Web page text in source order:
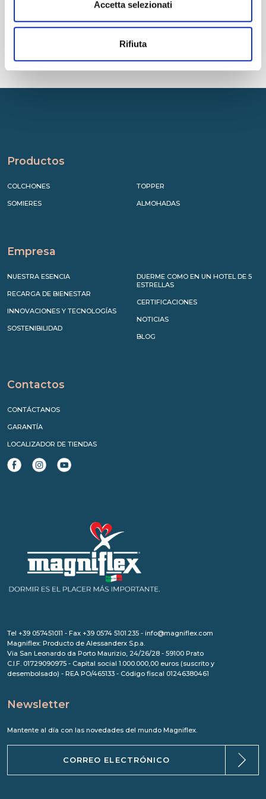
Accetta selezionati
Rifiuta
Cookies
Productos
COLCHONES
SOMIERES
TOPPER
ALMOHADAS
Empresa
NUESTRA ESENCIA
RECARGA DE BIENESTAR
INNOVACIONES Y TECNOLOGÍAS
SOSTENIBILIDAD
DUERME COMO EN UN HOTEL DE 5
ESTRELLAS
CERTIFICACIONES
NOTICIAS
BLOG
Contactos
CONTÁCTANOS
GARANTÍA
LOCALIZADOR DE TIENDAS
Tel +39 057451011 - Fax +39 0574 5101.235 - info@magniflex.com
Magniflex: Producto de Alessanderx S.p.a.
Via San Leonardo da Porto Maurizio, 24/26/28 - 59100 Prato
C.I.F. 01729090975 - Capital social 1.000.000,00 euros (suscrito y
desembolsado) - REA PO/465133 - Código fiscal 01246380461
Newsletter
Mantente al día con las novedades del mundo Magniflex.